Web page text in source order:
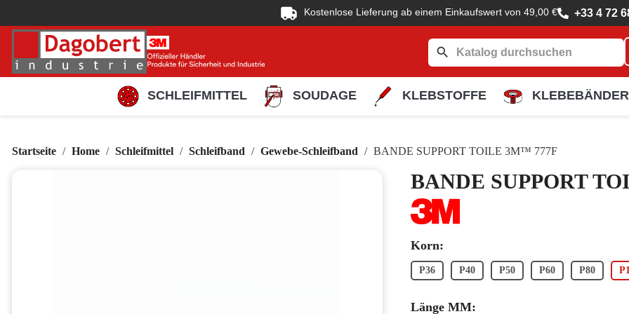
Kostenlose Lieferung ab einem Einkaufswert von 49,00 € +33 4 72
search
SCHLEIFMITTEL SOUDAGE KLEBSTOFFE KLEBEBÄNDER
Startseite Home Schleifmittel Schleifband Gewebe-Schleifband BANDE SUPPORT TOILE 3M™ 777F
BANDE SUPPORT
Korn:
P36 P40 P50 P60 P80
Länge MM: